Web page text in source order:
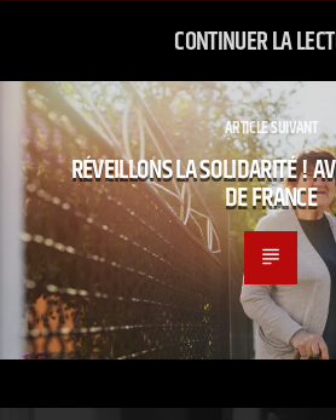
CONTINUER LA
ARTICLE SUIVANT
RÉVEILLONS LA SOLIDARITÉ !
DE FRANCE